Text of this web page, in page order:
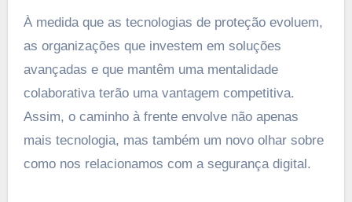
À medida que as tecnologias de proteção evoluem,
as organizações que investem em soluções
avançadas e que mantêm uma mentalidade
colaborativa terão uma vantagem competitiva.
Assim, o caminho à frente envolve não apenas
mais tecnologia, mas também um novo olhar sobre
como nos relacionamos com a segurança digital.